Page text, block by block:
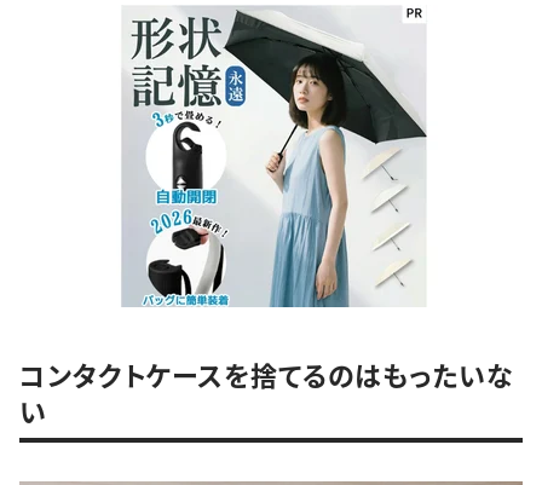
コンタクトケースを捨てるのはもったいな
い